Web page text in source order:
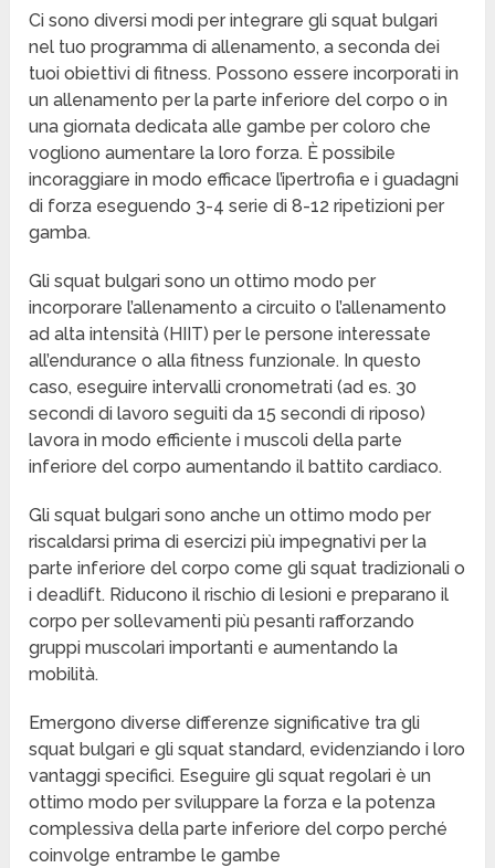
Ci sono diversi modi per integrare gli squat bulgari
nel tuo programma di allenamento, a seconda dei
tuoi obiettivi di fitness. Possono essere incorporati in
un allenamento per la parte inferiore del corpo o in
una giornata dedicata alle gambe per coloro che
vogliono aumentare la loro forza. È possibile
incoraggiare in modo efficace l’ipertrofia e i guadagni
di forza eseguendo 3-4 serie di 8-12 ripetizioni per
gamba.
Gli squat bulgari sono un ottimo modo per
incorporare l’allenamento a circuito o l’allenamento
ad alta intensità (HIIT) per le persone interessate
all’endurance o alla fitness funzionale. In questo
caso, eseguire intervalli cronometrati (ad es. 30
secondi di lavoro seguiti da 15 secondi di riposo)
lavora in modo efficiente i muscoli della parte
inferiore del corpo aumentando il battito cardiaco.
Gli squat bulgari sono anche un ottimo modo per
riscaldarsi prima di esercizi più impegnativi per la
parte inferiore del corpo come gli squat tradizionali o
i deadlift. Riducono il rischio di lesioni e preparano il
corpo per sollevamenti più pesanti rafforzando
gruppi muscolari importanti e aumentando la
mobilità.
Emergono diverse differenze significative tra gli
squat bulgari e gli squat standard, evidenziando i loro
vantaggi specifici. Eseguire gli squat regolari è un
ottimo modo per sviluppare la forza e la potenza
complessiva della parte inferiore del corpo perché
coinvolge entrambe le gambe